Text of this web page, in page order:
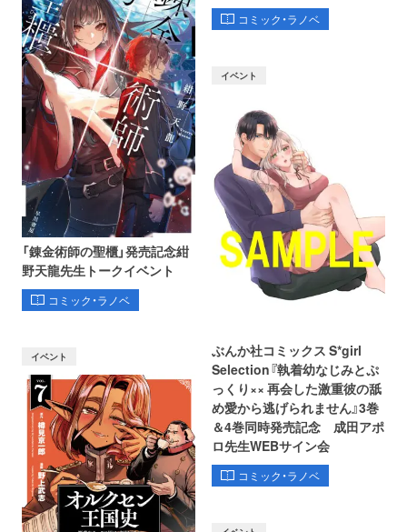
コミック・ラノベ
「錬金術師の聖櫃」発売記念紺
野天龍先生トークイベント
コミック・ラノベ
イベント
ぶんか社コミックス S*girl
Selection『執着幼なじみとぷ
っくり×× 再会した激重彼の舐
め愛から逃げられません』3巻
＆4巻同時発売記念 成田アポ
ロ先生WEBサイン会
コミック・ラノベ
イベント